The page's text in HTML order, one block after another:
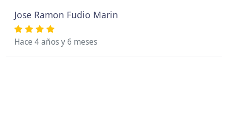
Jose Ramon Fudio Marin
Hace 4 años y 6 meses